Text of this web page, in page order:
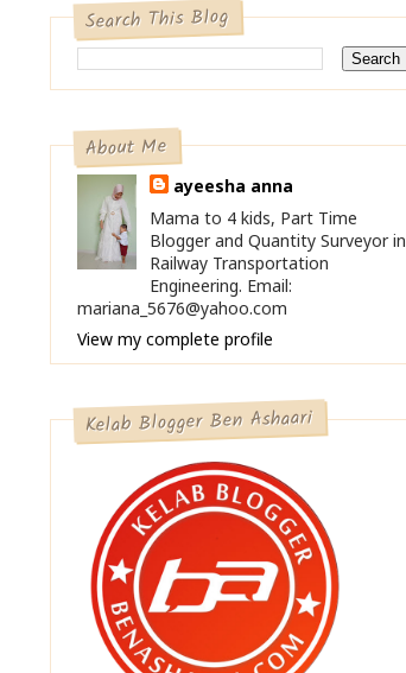
Search This Blog
About Me
ayeesha anna
Mama to 4 kids, Part Time
Blogger and Quantity Surveyor in
Railway Transportation
Engineering. Email:
mariana_5676@yahoo.com
View my complete profile
Kelab Blogger Ben Ashaari